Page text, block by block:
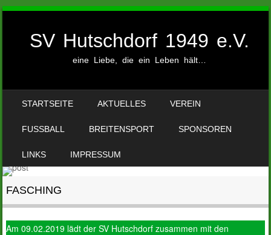
SV Hutschdorf 1949 e.V.
eine Liebe, die ein Leben hält…
STARTSEITE AKTUELLES VEREIN
FUSSBALL BREITENSPORT SPONSOREN
LINKS IMPRESSUM
FASCHING
Am 09.02.2019 lädt der SV Hutschdorf zusammen mit den